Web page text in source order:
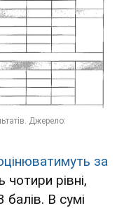
за
чотири рівні,
В сумі